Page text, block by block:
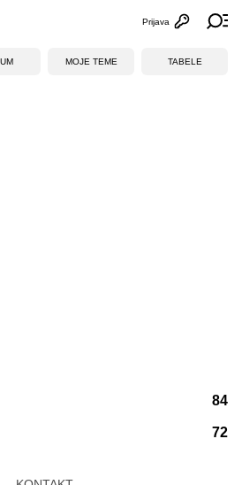
Otvori
Prijava
MOJE TEME TABELE
84
72